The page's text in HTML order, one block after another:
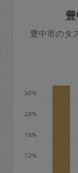
依
金
※
発生
金
き
ご
玉
あ
は
豊中市のタ
12%
18%
24%
30%